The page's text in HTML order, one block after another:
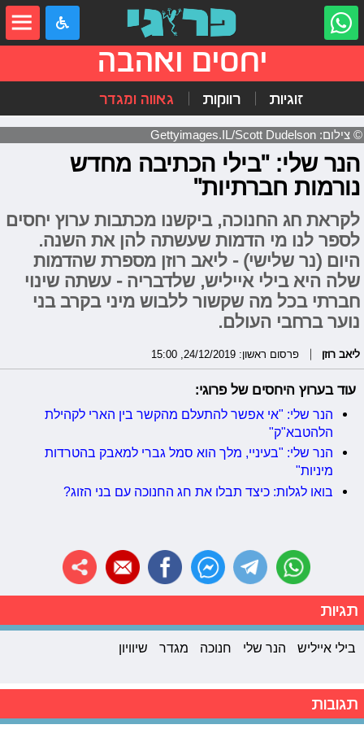
יחסים ואהבה
זוגיות רווקות גאווה ומגדר
© צילום: Gettyimages.IL/Scott Dudelson‏
הנר שלי: "בילי הכתיבה מחדש
נורמות חברתיות"
לקראת חג החנוכה, ביקשנו מכתבות ערוץ יחסים
לספר לנו מי הדמות שעשתה להן את השנה.
היום (נר שלישי) - ליאב רוזן מספרת שהדמות
שלה היא בילי אייליש, שלדבריה - עשתה שינוי
חברתי בכל מה שקשור ללבוש מיני בקרב בני
נוער ברחבי העולם.
ליאב רוזן פרסום ראשון: 24/12/2019, 15:00
עוד בערוץ היחסים של פרוגי:
הנר שלי: "אי אפשר להתעלם מהקשר בין הארי לקהילת
הלהטבא"ק"
הנר שלי: "בעיניי, מלך הוא סמל גברי למאבק בהטרדות
מיניות"
בואו לגלות: כיצד תבלו את חג החנוכה עם בני הזוג?
תגיות
בילי אייליש הנר שלי חנוכה מגדר שיוויון
תגובות